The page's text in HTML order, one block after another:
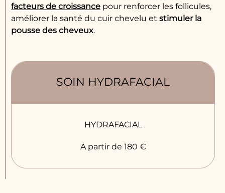
facteurs de croissance pour renforcer les follicules,
améliorer la santé du cuir chevelu et stimuler la
pousse des cheveux.
SOIN HYDRAFACIAL
HYDRAFACIAL
A partir de 180 €